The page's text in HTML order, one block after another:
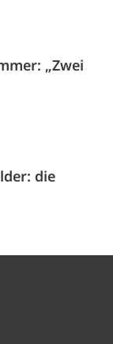
„Zwei
die